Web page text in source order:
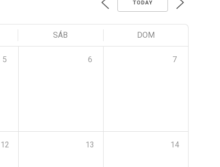
TODAY
SÁB DOM
5 6 7
12 13 14